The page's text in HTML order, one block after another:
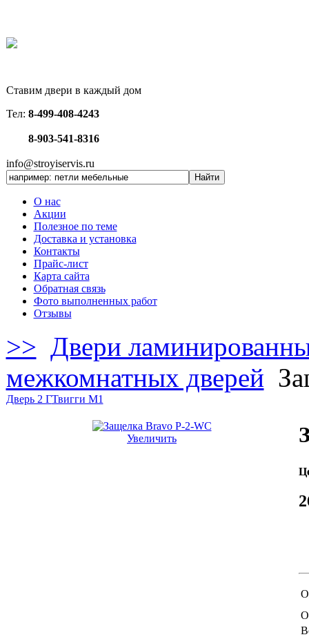
Ставим двери в каждый дом
Тел: 8-499-408-4243
8-903-541-8316
info@stroyiservis.ru
О нас
Акции
Полезное по теме
Доставка и установка
Контакты
Прайс-лист
Карта сайта
Обратная связь
Фото выполненных работ
Отзывы
>> Двери
межкомнатных дверей
Дверь 2 ГТвигги M1
Увеличить